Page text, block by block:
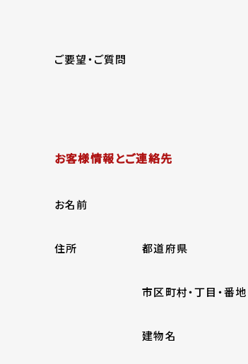
ご要望・ご質問
お客様情報とご連絡先
お名前
住所 都道府県
市区町村・丁目・番地
建物名